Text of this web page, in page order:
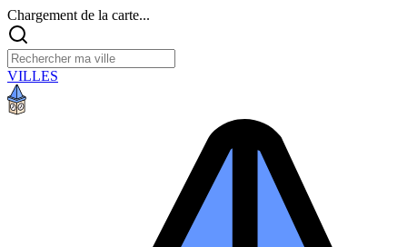
Chargement de la carte...
VILLES